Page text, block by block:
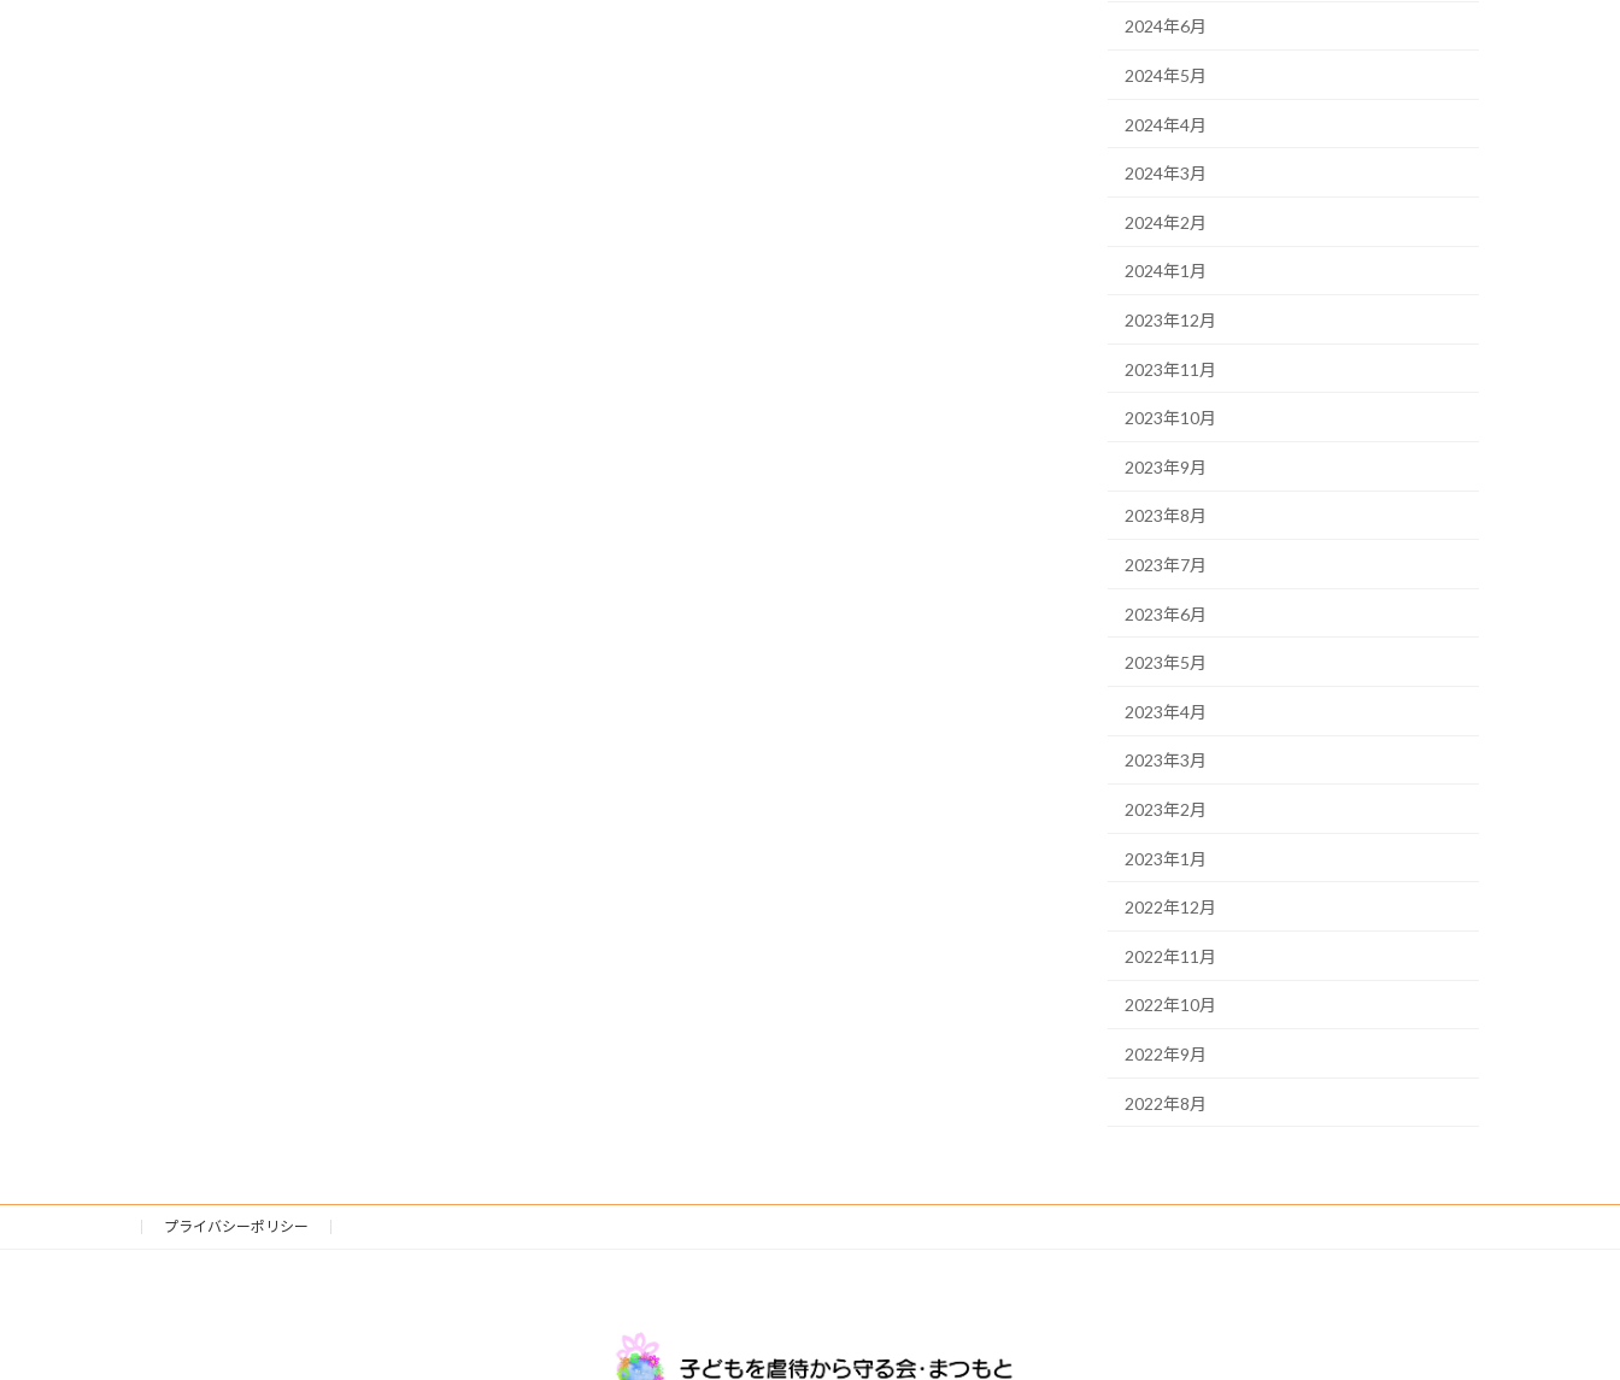
2024年6月
2024年5月
2024年4月
2024年3月
2024年2月
2024年1月
2023年12月
2023年11月
2023年10月
2023年9月
2023年8月
2023年7月
2023年6月
2023年5月
2023年4月
2023年3月
2023年2月
2023年1月
2022年12月
2022年11月
2022年10月
2022年9月
2022年8月
プライバシーポリシー